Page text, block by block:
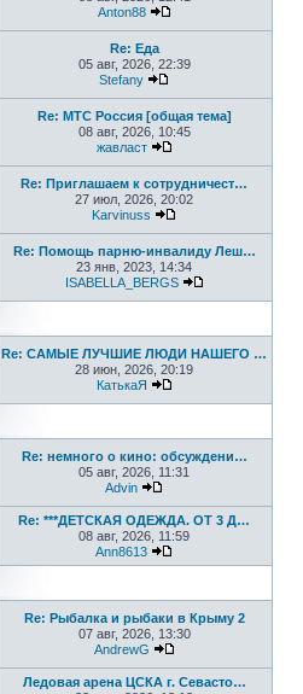
Anton88
Re: Еда
05 авг, 2026, 22:39
Stefany
Re: МТС Россия [общая тема]
08 авг, 2026, 10:45
жавласт
Re: Приглашаем к сотрудничест…
27 июл, 2026, 20:02
Karvinuss
Re: Помощь парню-инвалиду Леш…
23 янв, 2023, 14:34
ISABELLA_BERGS
Re: САМЫЕ ЛУЧШИЕ ЛЮДИ НАШЕГО …
28 июн, 2026, 20:19
КатькаЯ
Re: немного о кино: обсуждени…
05 авг, 2026, 11:31
Advin
Re: ***ДЕТСКАЯ ОДЕЖДА. ОТ 3 Д…
08 авг, 2026, 11:59
Ann8613
Перейти к
Re: Рыбалка и рыбаки в Крыму 2
07 авг, 2026, 13:30
AndrewG
Ледовая арена ЦСКА г. Севасто…